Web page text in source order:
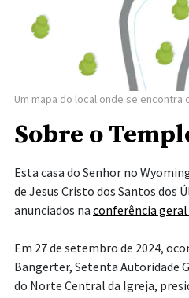
Um mapa do local onde se encontra
Sobre o
Esta casa do Senhor no
de Jesus Cristo dos Santos dos
anunciados na conferência geral
Em 27 de setembro de 2024,
Bangerter, Setenta Autoridade
do Norte Central da Igreja,